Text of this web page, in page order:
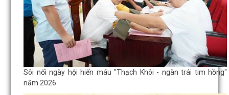
Sôi nổi ngày hội hiến máu "Thạch Khôi - ngàn trái tim hồng"
năm 2026